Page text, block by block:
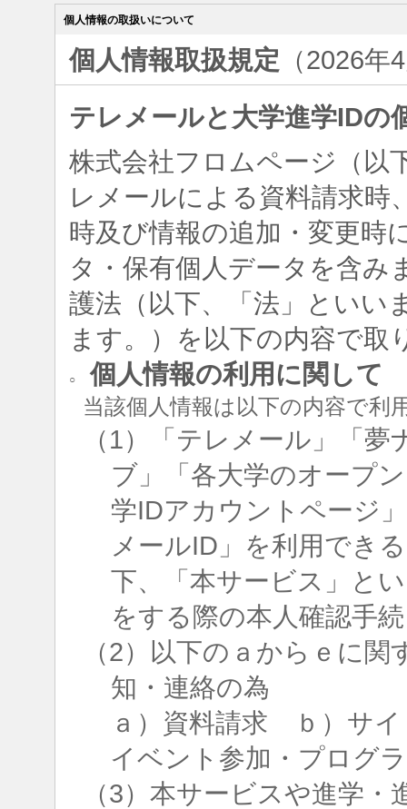
個人情報の取扱いについて
個人情報取扱規定 （2026
テレメールと大学進学IDの
株式会社フロムページ（以
レメールによる資料請求時
時及び情報の追加・変更時
タ・保有個人データを含み
護法（以下、「法」といい
ます。）を以下の内容で取
○ 個人情報の利用に関して
当該個人情報は以下の内容で利
（1）「テレメール」「
ブ」「各大学のオープ
学IDアカウントページ
メールID」を利用でき
下、「本サービス」と
をする際の本人確認手
（2）以下のａからｅに
知・連絡の為
ａ）資料請求 ｂ）サ
イベント参加・プログ
（3）本サービスや進学